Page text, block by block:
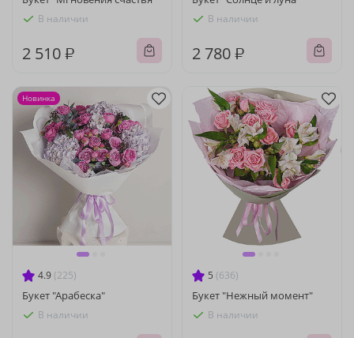
В наличии
2 510 ₽
В наличии
2 780 ₽
4.9 (225)
Букет "Арабеска"
В наличии
Новинка
5 (636)
Букет "Нежный момент"
В наличии